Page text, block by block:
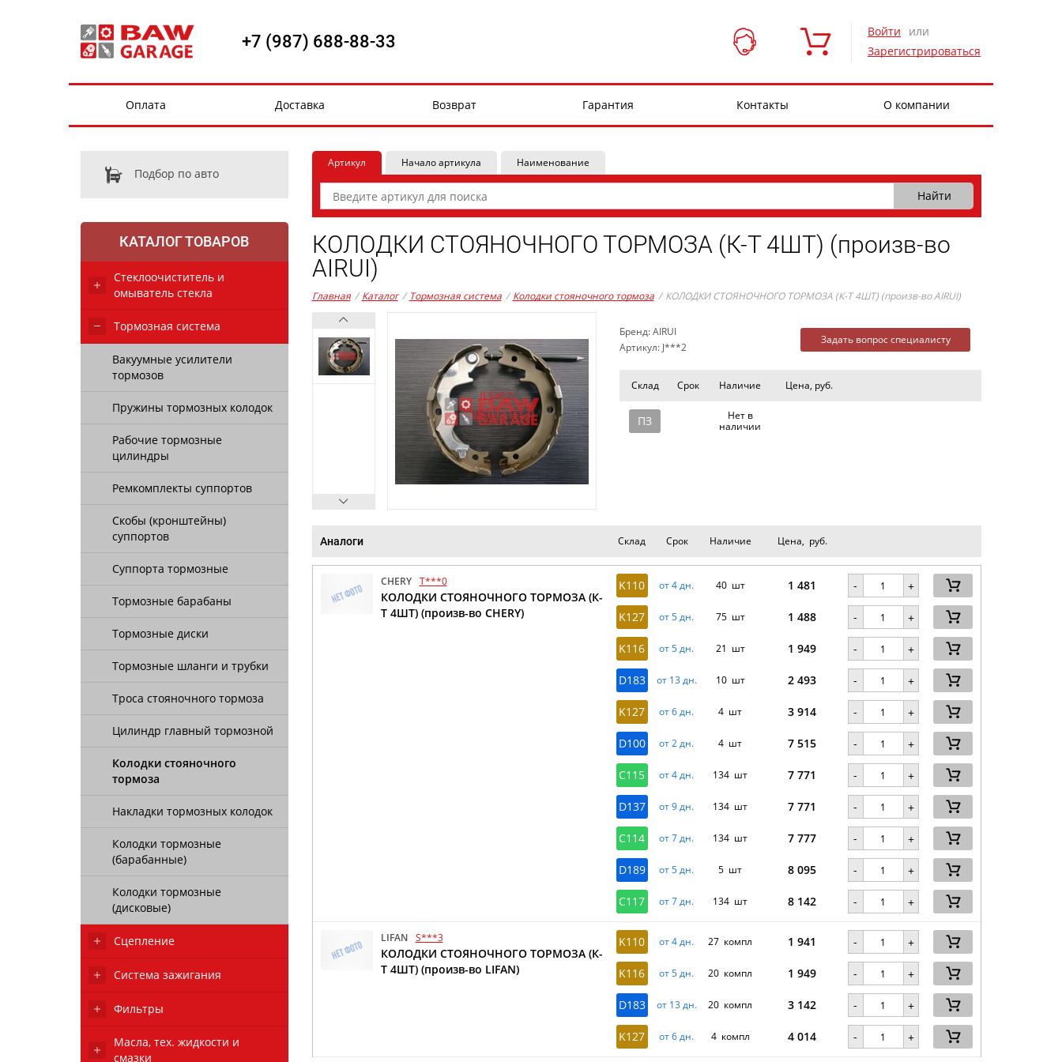
+7 (987) 688-88-33 Войти
или
Зарегистрироваться
Оплата Доставка Возврат Гарантия Контакты О компании
Подбор по авто
КАТАЛОГ ТОВАРОВ
Стеклоочиститель и
омыватель стекла
Тормозная система
Вакуумные усилители
тормозов
Пружины тормозных колодок
Рабочие тормозные
цилиндры
Ремкомплекты суппортов
Скобы (кронштейны)
суппортов
Суппорта тормозные
Тормозные барабаны
Тормозные диски
Тормозные шланги и трубки
Троса стояночного тормоза
Цилиндр главный тормозной
Колодки стояночного
тормоза
Накладки тормозных колодок
Колодки тормозные
(барабанные)
Колодки тормозные
(дисковые)
Сцепление
Система зажигания
Фильтры
Масла, тех. жидкости и
смазки
Артикул Начало артикула Наименование
КОЛОДКИ СТОЯНОЧНОГО ТОРМОЗА (К-Т 4ШТ) (произв-во
AIRUI)
Главная / Каталог / Тормозная система / Колодки стояночного тормоза / КОЛОДКИ СТОЯНОЧНОГО ТОРМОЗА (К-Т 4ШТ) (произв-во AIRUI)
Бренд: AIRUI
Артикул: J***2
Задать вопрос специалисту
Склад Срок Наличие Цена, руб.
ПЗ
Нет в
наличии
Аналоги Склад Срок Наличие Цена, руб.
CHERY T***0
КОЛОДКИ СТОЯНОЧНОГО ТОРМОЗА (К-
Т 4ШТ) (произв-во CHERY)
K110 от 4 дн. 40 шт 1 481 - +
K127 от 5 дн. 75 шт 1 488 - +
K116 от 5 дн. 21 шт 1 949 - +
D183 от 13 дн. 10 шт 2 493 - +
K127 от 6 дн. 4 шт 3 914 - +
D100 от 2 дн. 4 шт 7 515 - +
C115 от 4 дн. 134 шт 7 771 - +
D137 от 9 дн. 134 шт 7 771 - +
C114 от 7 дн. 134 шт 7 777 - +
D189 от 5 дн. 5 шт 8 095 - +
C117 от 7 дн. 134 шт 8 142 - +
LIFAN S***3
КОЛОДКИ СТОЯНОЧНОГО ТОРМОЗА (К-
Т 4ШТ) (произв-во LIFAN)
K110 от 4 дн. 27 компл 1 941 - +
K116 от 5 дн. 20 компл 1 949 - +
D183 от 13 дн. 20 компл 3 142 - +
K127 от 6 дн. 4 компл 4 014 - +